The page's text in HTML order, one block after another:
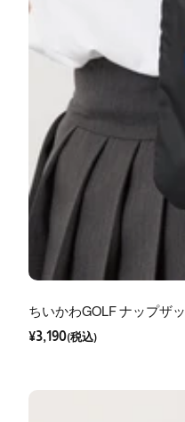
ちいかわGOLF ナップザ
セ
ー
ル
価
格
¥3,190(税込)